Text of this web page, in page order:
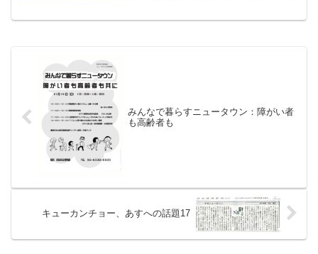
みんなで暮らすニュータウン：障がい者
も高齢者も
キューカンチョー、あすへの話題17